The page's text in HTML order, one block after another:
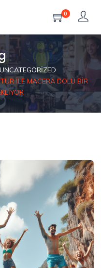
0
UNCATEGORIZED
ILE MACERA DOLU BIR